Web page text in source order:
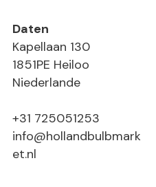
Daten
Kapellaan 130
1851PE Heiloo
Niederlande
+31 725051253
info@hollandbulbmark
et.nl